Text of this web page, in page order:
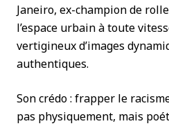
Janeiro, ex-champion de
l’espace urbain à toute
vertigineux d’images
authentiques.
Son crédo : frapper le
pas physiquement, mais